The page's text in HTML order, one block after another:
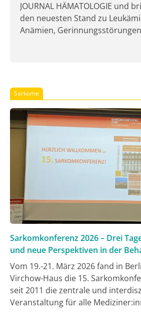
JOURNAL HÄMATOLOGIE und
den neuesten Stand zu
Anämien,
Sarkome
Sarkomkonferenz 2026 – Drei
und neue Perspektiven in der
Sarkomen
Vom 19.-21. März 2026 fand in
Virchow-Haus die 15.
seit 2011 die zentrale und
Veranstaltung für alle
Psychoonkolog:innen,